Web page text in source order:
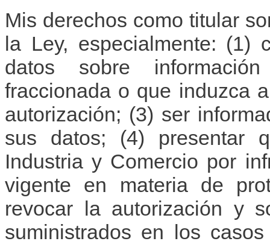
Mis derechos como titular
la Ley, especialmente: (1)
datos sobre
fraccionada o que induzca
autorización; (3) ser
sus datos; (4) presentar
Industria y Comercio por
vigente en materia de
revocar la autorización y
suministrados en los